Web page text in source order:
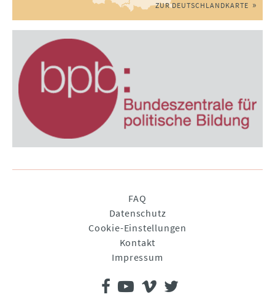
ZUR DEUTSCHLANDKARTE
FAQ
Datenschutz
Cookie-Einstellungen
Kontakt
Impressum